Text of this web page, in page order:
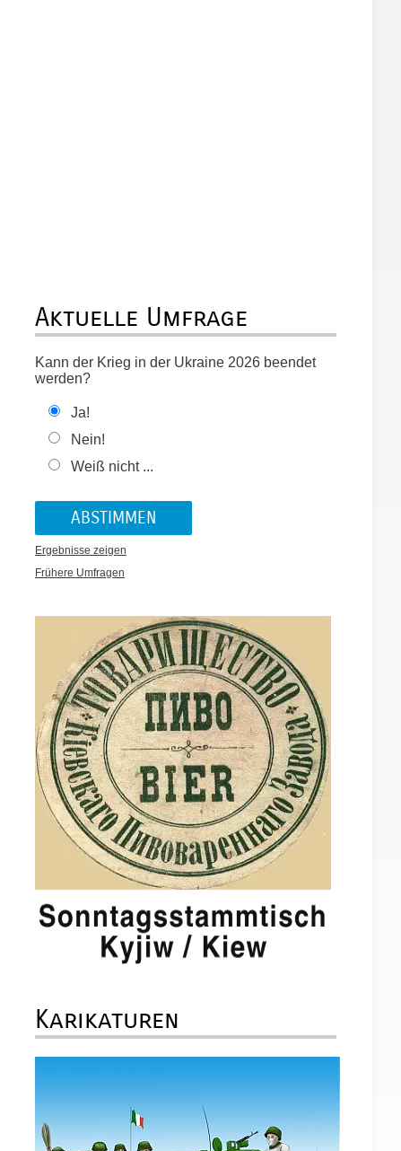
Aktuelle Umfrage
Kann der Krieg in der Ukraine 2026 beendet
werden?
Ja!
Nein!
Weiß nicht ...
Ergebnisse zeigen
Frühere Umfragen
Karikaturen